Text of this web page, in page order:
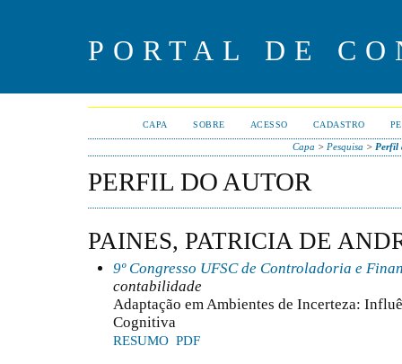
PORTAL DE
CAPA SOBRE ACESSO CADASTRO
Capa > Pesquisa > Perfil
PERFIL DO AUTOR
PAINES, PATRICIA DE
9º Congresso UFSC de Controladoria e
contabilidade
Adaptação em Ambientes de Incerteza:
Cognitiva
RESUMO PDF